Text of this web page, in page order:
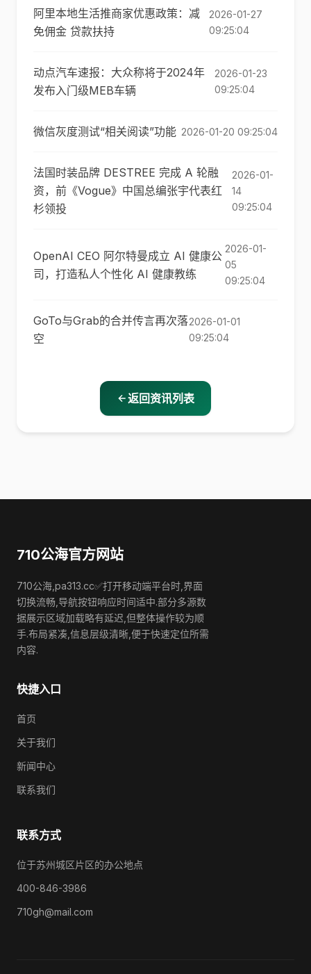
阿里本地生活推商家优惠政策：减
免佣金 贷款扶持
2026-01-27
09:25:04
动点汽车速报：大众称将于2024年
发布入门级MEB车辆
2026-01-23
09:25:04
微信灰度测试“相关阅读”功能 2026-01-20 09:25:04
法国时装品牌 DESTREE 完成 A 轮融
资，前《Vogue》中国总编张宇代表红
杉领投
2026-01-
14
09:25:04
OpenAI CEO 阿尔特曼成立 AI 健康公
司，打造私人个性化 AI 健康教练
2026-01-
05
09:25:04
GoTo与Grab的合并传言再次落
空
2026-01-01
09:25:04
返回资讯列表
710公海官方网站
710公海,pa313.cc✅打开移动端平台时,界面
切换流畅,导航按钮响应时间适中.部分多源数
据展示区域加载略有延迟,但整体操作较为顺
手.布局紧凑,信息层级清晰,便于快速定位所需
内容.
快捷入口
首页
关于我们
新闻中心
联系我们
联系方式
位于苏州城区片区的办公地点
400-846-3986
710gh@mail.com